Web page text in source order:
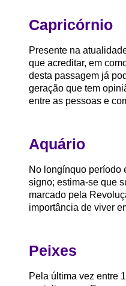
Capricórnio
Presente na
que acreditar, em
desta passagem já
geração que tem
entre as pessoas e
Aquário
No longínquo período
signo; estima-se que
marcado pela
importância de viver
Peixes
Pela última vez entre